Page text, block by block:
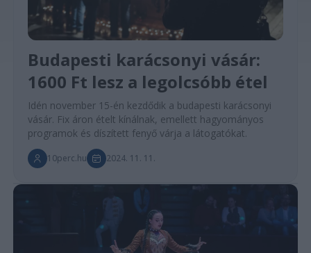
Budapesti karácsonyi vásár:
1600 Ft lesz a legolcsóbb étel
Idén november 15-én kezdődik a budapesti karácsonyi
vásár. Fix áron ételt kínálnak, emellett hagyományos
programok és díszített fenyő várja a látogatókat.
10perc.hu 2024. 11. 11.